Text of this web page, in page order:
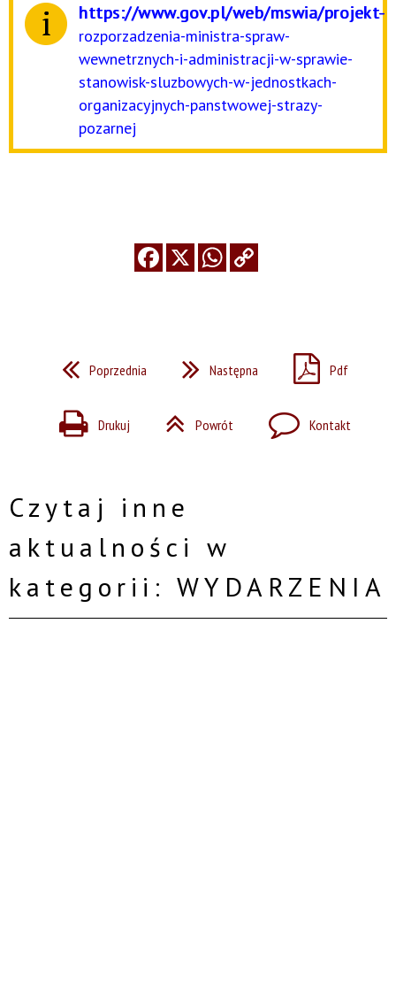
https://www.gov.pl/web/mswia/projekt-
rozporzadzenia-ministra-spraw-
wewnetrznych-i-administracji-w-sprawie-
stanowisk-sluzbowych-w-jednostkach-
organizacyjnych-panstwowej-strazy-
pozarnej
Poprzednia Następna Pdf
Drukuj Powrót Kontakt
Czytaj inne
aktualności w
kategorii: WYDARZENIA